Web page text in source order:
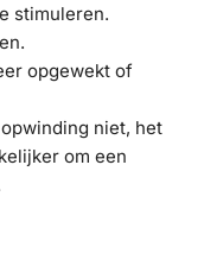
stimuleren.
opgewekt of
niet, het
om een